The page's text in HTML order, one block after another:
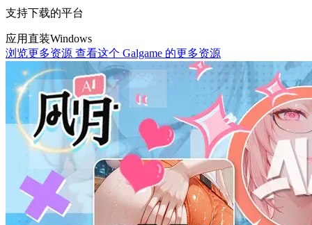
支持下载的平台
应用直装Windows
浏览更多资源 查看这个 Galgame 的更多资源